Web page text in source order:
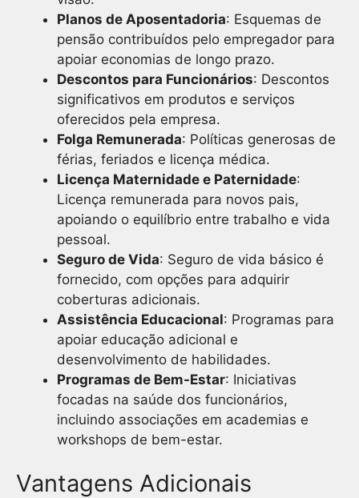
Planos de Aposentadoria: Esquemas de
pensão contribuídos pelo empregador para
apoiar economias de longo prazo.
Descontos para Funcionários: Descontos
significativos em produtos e serviços
oferecidos pela empresa.
Folga Remunerada: Políticas generosas de
férias, feriados e licença médica.
Licença Maternidade e Paternidade:
Licença remunerada para novos pais,
apoiando o equilíbrio entre trabalho e vida
pessoal.
Seguro de Vida: Seguro de vida básico é
fornecido, com opções para adquirir
coberturas adicionais.
Assistência Educacional: Programas para
apoiar educação adicional e
desenvolvimento de habilidades.
Programas de Bem-Estar: Iniciativas
focadas na saúde dos funcionários,
incluindo associações em academias e
workshops de bem-estar.
Vantagens Adicionais